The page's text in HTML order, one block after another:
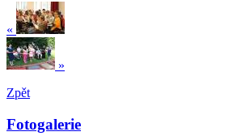
«
»
Zpět
Fotogalerie